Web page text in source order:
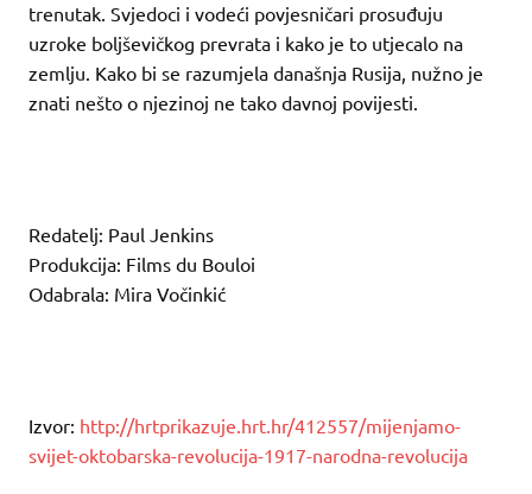
trenutak. Svjedoci i vodeći povjesničari prosuđuju
uzroke boljševičkog prevrata i kako je to utjecalo na
zemlju. Kako bi se razumjela današnja Rusija, nužno je
znati nešto o njezinoj ne tako davnoj povijesti.
Redatelj: Paul Jenkins
Produkcija: Films du Bouloi
Odabrala: Mira Vočinkić
Izvor: http://hrtprikazuje.hrt.hr/412557/mijenjamo-
svijet-oktobarska-revolucija-1917-narodna-revolucija